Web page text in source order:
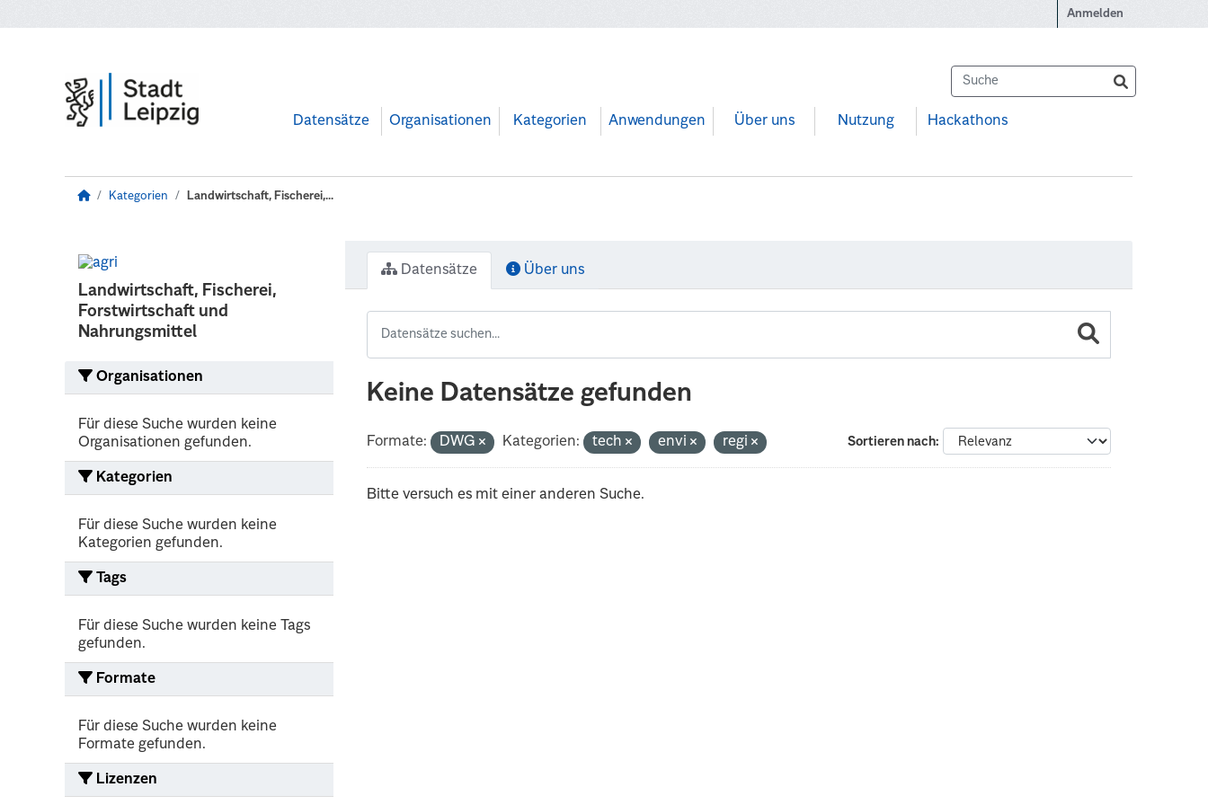
Anmelden
Datensätze Organisationen Kategorien Anwendungen Über uns Nutzung Hackathons
Kategorien Landwirtschaft, Fischerei,...
Landwirtschaft, Fischerei,
Forstwirtschaft und
Nahrungsmittel
Organisationen
Für diese Suche wurden keine
Organisationen gefunden.
Kategorien
Für diese Suche wurden keine
Kategorien gefunden.
Tags
Für diese Suche wurden keine Tags
gefunden.
Formate
Für diese Suche wurden keine
Formate gefunden.
Lizenzen
Datensätze Über uns
Keine Datensätze gefunden
Sortieren nach
Formate: DWG Kategorien: tech envi regi
Bitte versuch es mit einer anderen Suche.